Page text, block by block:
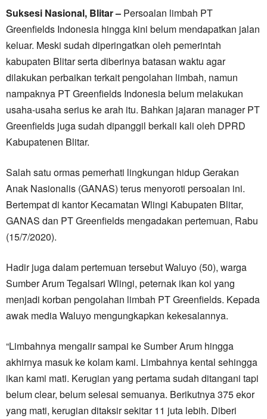
Suksesi Nasional, Blitar – Persoalan limbah PT
Greenfields Indonesia hingga kini belum mendapatkan jalan
keluar. Meski sudah diperingatkan oleh pemerintah
kabupaten Blitar serta diberinya batasan waktu agar
dilakukan perbaikan terkait pengolahan limbah, namun
nampaknya PT Greenfields Indonesia belum melakukan
usaha-usaha serius ke arah itu. Bahkan jajaran manager PT
Greenfields juga sudah dipanggil berkali kali oleh DPRD
Kabupatenen Blitar.
Salah satu ormas pemerhati lingkungan hidup Gerakan
Anak Nasionalis (GANAS) terus menyoroti persoalan ini.
Bertempat di kantor Kecamatan Wlingi Kabupaten Blitar,
GANAS dan PT Greenfields mengadakan pertemuan, Rabu
(15/7/2020).
Hadir juga dalam pertemuan tersebut Waluyo (50), warga
Sumber Arum Tegalsari Wlingi, peternak ikan koi yang
menjadi korban pengolahan limbah PT Greenfields. Kepada
awak media Waluyo mengungkapkan kekesalannya.
“Limbahnya mengalir sampai ke Sumber Arum hingga
akhirnya masuk ke kolam kami. Limbahnya kental sehingga
ikan kami mati. Kerugian yang pertama sudah ditangani tapi
belum clear, belum selesai semuanya. Berikutnya 375 ekor
yang mati, kerugian ditaksir sekitar 11 juta lebih. Diberi